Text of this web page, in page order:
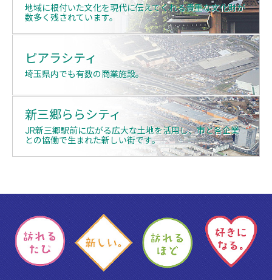
地域に根付いた文化を現代に伝えてくれる貴重な文化財が
数多く残されています。
ピアラシティ
埼玉県内でも有数の商業施設。
新三郷ららシティ
JR新三郷駅前に広がる広大な土地を活用し、市と各企業
との協働で生まれた新しい街です。